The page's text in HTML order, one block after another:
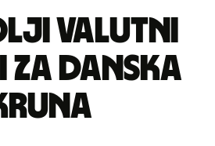
valutni
za danska